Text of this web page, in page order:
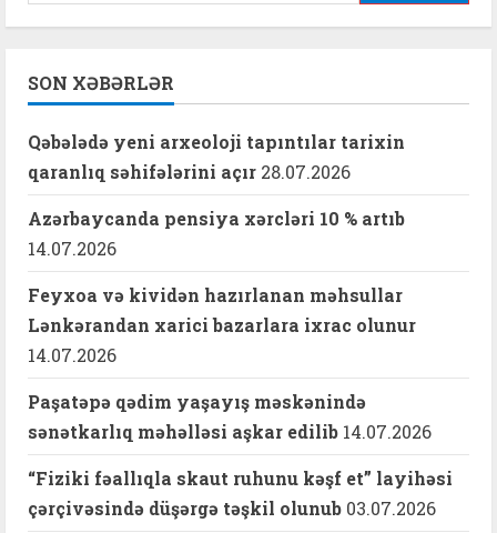
SON XƏBƏRLƏR
Qəbələdə yeni arxeoloji tapıntılar tarixin
qaranlıq səhifələrini açır 28.07.2026
Azərbaycanda pensiya xərcləri 10 % artıb
14.07.2026
Feyxoa və kividən hazırlanan məhsullar
Lənkərandan xarici bazarlara ixrac olunur
14.07.2026
Paşatəpə qədim yaşayış məskənində
sənətkarlıq məhəlləsi aşkar edilib 14.07.2026
“Fiziki fəallıqla skaut ruhunu kəşf et” layihəsi
çərçivəsində düşərgə təşkil olunub 03.07.2026